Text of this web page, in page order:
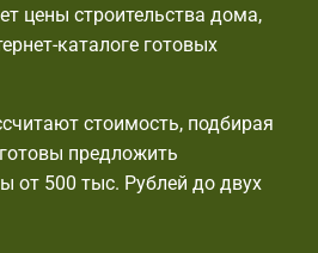
цены строительства дома,
каталоге готовых
стоимость, подбирая
предложить
от 500 тыс. Рублей до двух